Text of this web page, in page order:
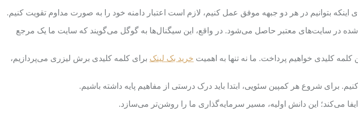
بتوانیم در هر دو جبهه موفق عمل کنیم، لازم است اعتبار دامنه خود را به صورت مداوم تقویت کنیم.
شده در سایت‌های معتبر حاصل می‌شود. در واقع، این سیگنال‌ها به گوگل می‌گویند که سایت ما یک مرجع
کلیدی خواهیم پرداخت. ما نه تنها به اهمیت خرید بک لینک برای کلمه کلیدی برش لیزری می‌پردازیم،
برای شروع هر کمپین سئویی، ابتدا باید درک درستی از مفاهیم پایه داشته باشیم.
می‌کند؛ این دانش اولیه، مسیر سرمایه‌گذاری ما را روشن‌تر می‌سازد.